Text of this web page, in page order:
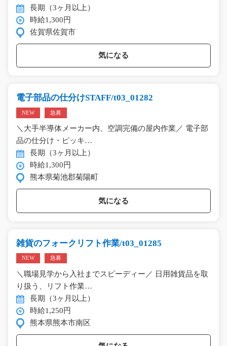
長期（3ヶ月以上）
時給1,300円
佐賀県佐賀市
気になる
電子部品の仕分けSTAFF/t03_01282
NEW 急募
＼大手半導体メーカー内、空調完備の屋内作業／ 電子部
品の仕分け・ピッキ…
長期（3ヶ月以上）
時給1,300円
熊本県菊池郡菊陽町
気になる
雑貨のフォークリフト作業/t03_01285
NEW 急募
＼職場見学から入社までスピーディー／ 日用雑貨品を取
り扱う、リフト作業…
長期（3ヶ月以上）
時給1,250円
熊本県熊本市南区